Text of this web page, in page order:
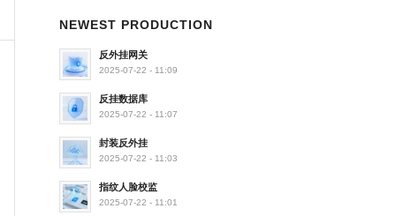
NEWEST PRODUCTION
反外挂网关
2025-07-22 - 11:09
反挂数据库
2025-07-22 - 11:07
封装反外挂
2025-07-22 - 11:03
指纹人脸校监
2025-07-22 - 11:01